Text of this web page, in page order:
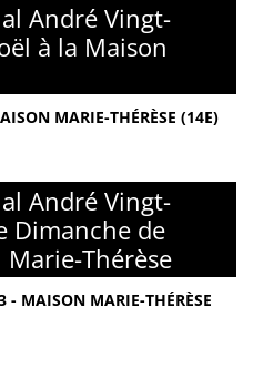
André Vingt-
à la Maison
MARIE-THÉRÈSE (14E)
André Vingt-
Dimanche de
Marie-Thérèse
- MAISON MARIE-THÉRÈSE